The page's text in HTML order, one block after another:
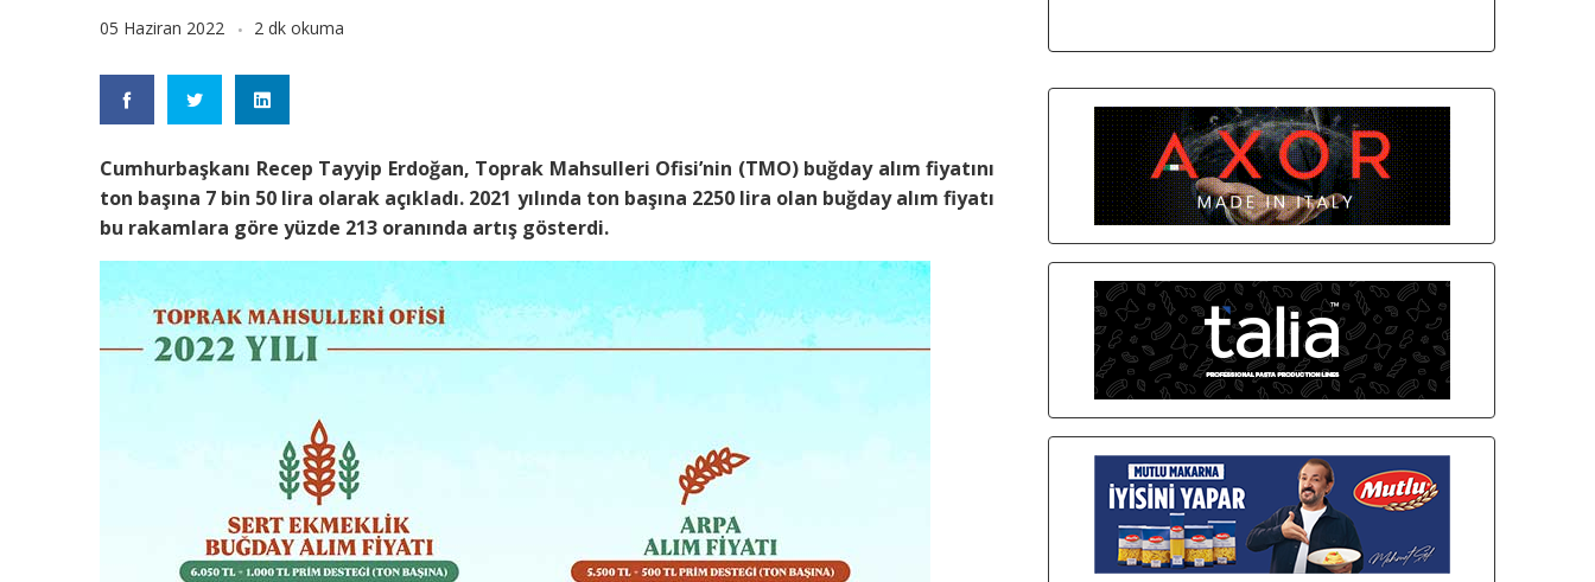
05 Haziran 2022 2 dk okuma
Cumhurbaşkanı Recep Tayyip Erdoğan, Toprak Mahsulleri Ofisi’nin (TMO) buğday alım fiyatını
ton başına 7 bin 50 lira olarak açıkladı. 2021 yılında ton başına 2250 lira olan buğday alım fiyatı
bu rakamlara göre yüzde 213 oranında artış gösterdi.